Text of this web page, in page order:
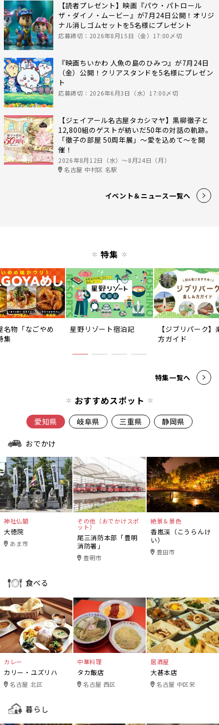
【読者プレゼント】映画『パウ・パトロール
ザ・ダイノ・ムービー』が7月24日公開！オリジ
ナル消しゴムセットを5名様にプレゼント
応募締切：2026年8月15日（金）17:00〆切
『映画ちいかわ 人魚の島のひみつ』が7月24日
（金）公開！クリアスタンドを5名様にプレゼン
ト
応募締切：2026年6月3日（水）17:00〆切
【ジェイアール名古屋タカシマヤ】黒柳徹子と
12,800組のゲストが紡いだ50年の対話の軌跡。
「徹子の部屋 50周年展」～愛を込めて～を開
催！
2026年8月12日（水）〜8月24日（月）
名古屋 中村区 名駅
イベント＆ニュース一覧へ
特集
名物「なごやめ
集
星野リゾート宿泊記
【ジブリパーク】
方ガイド
特集一覧へ
おすすめスポット
愛知県 岐阜県 三重県 静岡県
おでかけ
神社仏閣
大徳院
あま市
その他（おでかけスポ
ット）
尾三消防本部「豊明
消防署」
豊明市
絶景＆景色
香嵐渓（こうらんけ
い）
豊田市
食べる
カレー
カリー・ユズリハ
名古屋 北区
中華料理
タカ飯店
名古屋 西区
居酒屋
大甚本店
名古屋 中区栄
暮らし